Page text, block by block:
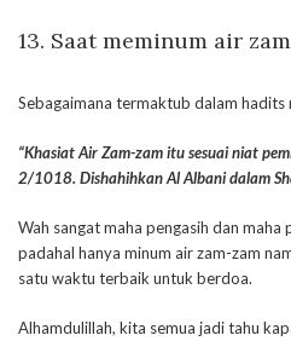
13. Saat meminum air
Sebagaimana termaktub dalam hadits
“Khasiat Air Zam-zam itu sesuai niat
2/1018. Dishahihkan Al Albani dalam
Wah sangat maha pengasih dan maha
padahal hanya minum air zam-zam
satu waktu terbaik untuk berdoa.
Alhamdulillah, kita semua jadi tahu